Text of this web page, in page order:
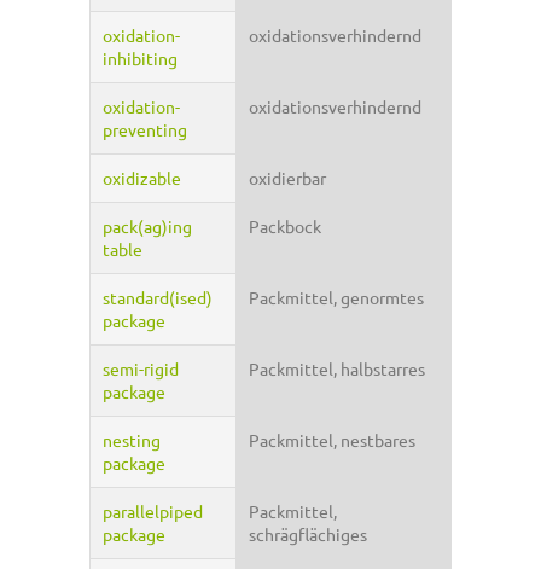
oxidation-
inhibiting
oxidationsverhindernd
oxidation-
preventing
oxidationsverhindernd
oxidizable oxidierbar
pack(ag)ing
table
Packbock
standard(ised)
package
Packmittel, genormtes
semi-rigid
package
Packmittel, halbstarres
nesting
package
Packmittel, nestbares
parallelpiped
package
Packmittel,
schrägflächiges